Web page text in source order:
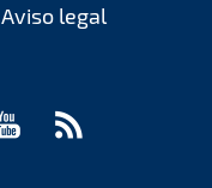
Aviso legal